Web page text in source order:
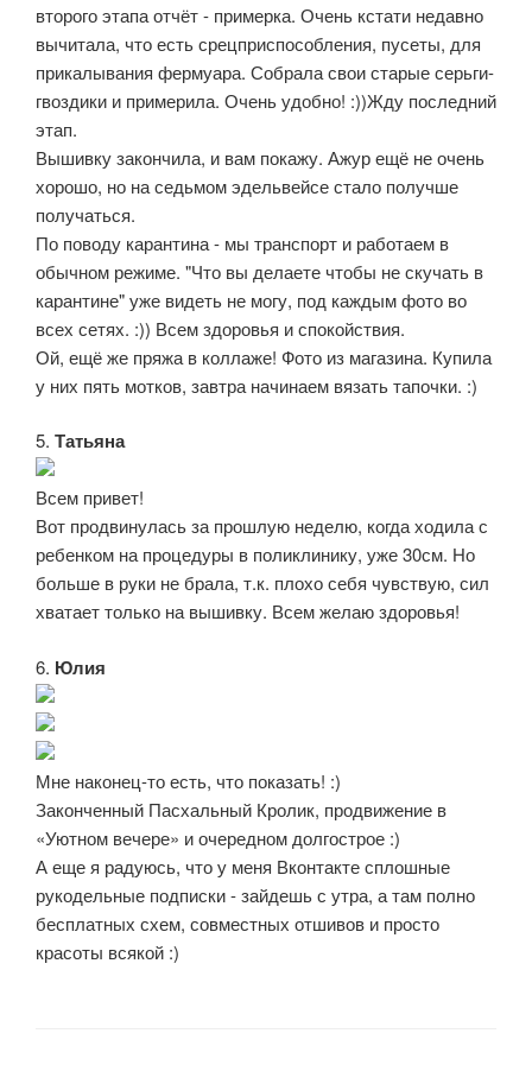
второго этапа отчёт - примерка. Очень кстати недавно
вычитала, что есть срецприспособления, пусеты, для
прикалывания фермуара. Собрала свои старые серьги-
гвоздики и примерила. Очень удобно! :))Жду последний
этап.
Вышивку закончила, и вам покажу. Ажур ещё не очень
хорошо, но на седьмом эдельвейсе стало получше
получаться.
По поводу карантина - мы транспорт и работаем в
обычном режиме. "Что вы делаете чтобы не скучать в
карантине" уже видеть не могу, под каждым фото во
всех сетях. :)) Всем здоровья и спокойствия.
Ой, ещё же пряжа в коллаже! Фото из магазина. Купила
у них пять мотков, завтра начинаем вязать тапочки. :)
5. Татьяна
Всем привет!
Вот продвинулась за прошлую неделю, когда ходила с
ребенком на процедуры в поликлинику, уже 30см. Но
больше в руки не брала, т.к. плохо себя чувствую, сил
хватает только на вышивку. Всем желаю здоровья!
6. Юлия
Мне наконец-то есть, что показать! :)
Законченный Пасхальный Кролик, продвижение в
«Уютном вечере» и очередном долгострое :)
А еще я радуюсь, что у меня Вконтакте сплошные
рукодельные подписки - зайдешь с утра, а там полно
бесплатных схем, совместных отшивов и просто
красоты всякой :)